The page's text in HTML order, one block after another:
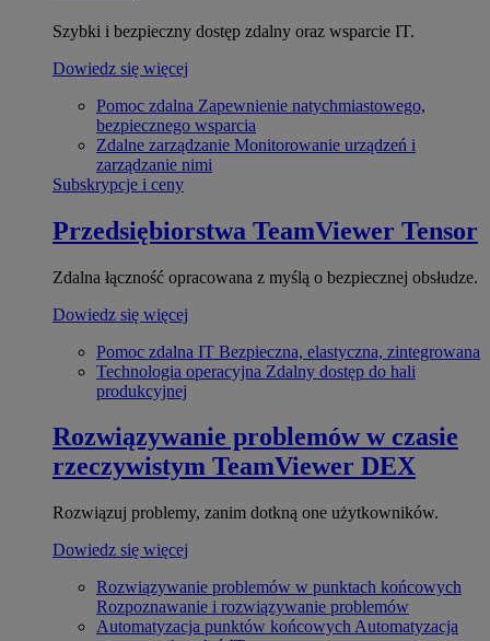
Szybki i bezpieczny dostęp zdalny oraz wsparcie IT.
Dowiedz się więcej
Pomoc zdalna Zapewnienie natychmiastowego,
bezpiecznego wsparcia
Zdalne zarządzanie Monitorowanie urządzeń i
zarządzanie nimi
Subskrypcje i ceny
Przedsiębiorstwa TeamViewer Tensor
Zdalna łączność opracowana z myślą o bezpiecznej obsłudze.
Dowiedz się więcej
Pomoc zdalna IT Bezpieczna, elastyczna, zintegrowana
Technologia operacyjna Zdalny dostęp do hali
produkcyjnej
Rozwiązywanie problemów w czasie
rzeczywistym TeamViewer DEX
Rozwiązuj problemy, zanim dotkną one użytkowników.
Dowiedz się więcej
Rozwiązywanie problemów w punktach końcowych
Rozpoznawanie i rozwiązywanie problemów
Automatyzacja punktów końcowych Automatyzacja